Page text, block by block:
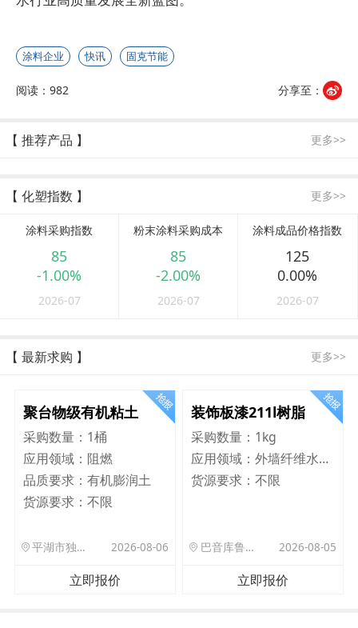
涂料企业 快讯 固克节能
阅读：982 分享至：
【 推荐产品 】 更多>>
【 化塑指数 】 更多>>
涂料采购指数
85
-1.00%
2026-07
粉末涂料采购成本
85
-2.00%
2026-07
涂料成品价格指数
125
0.00%
2026-07
【 最新求购 】 更多>>
聚台物级有机粘土
采购数量： 1桶
应用领域： 阻燃
品质要求： 有机膨润土
货源要求： 不限
平湖市独山港镇集港路 589 号 2026-08-06
立即报价
装饰板漆211l树脂
采购数量： 1kg
应用领域：
外墙纤维水泥板
货源要求：不限
巴音库鲁提镇,托帕口岸六号库房 2026-08-05
立即报价